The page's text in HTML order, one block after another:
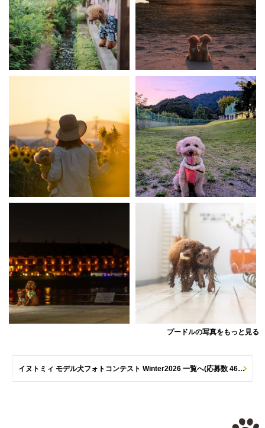
プードルの写真をもっと見る
イヌトミィ モデル犬フォトコンテスト Winter2026 一覧へ(応募数 461枚)